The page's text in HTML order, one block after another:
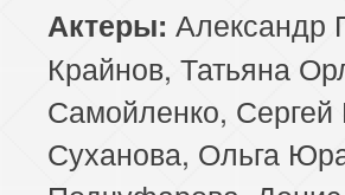
Актеры: Александр
Крайнов, Татьяна
Самойленко,
Суханова, Ольга